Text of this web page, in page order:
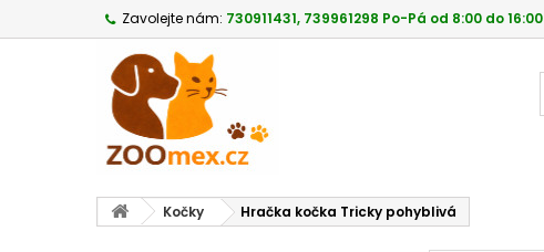
Zavolejte nám: 730911431, 739961298 Po-Pá od 8:00 do 16:00
Kočky Hračka kočka Tricky pohyblivá